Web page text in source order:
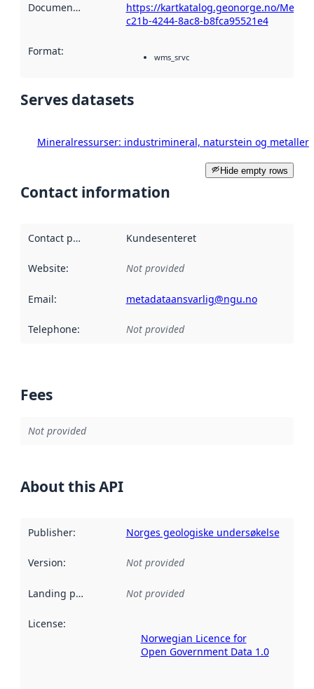
Documentation
https://kartkatalog.geonorge.no/
c21b-4244-8ac8-b8fca95521e4
Format: wms_srvc
Serves datasets
Mineralressurser: industrimineral, naturstein og metaller
Hide empty rows
Contact information
Contact point Kundesenteret
Website: Not provided
Email: metadataansvarlig@ngu.no
Telephone: Not provided
Fees
Not provided
About this API
Publisher: Norges geologiske undersøkelse
Version: Not provided
Landing page Not provided
License:
Norwegian Licence for
Open Government Data 1.0